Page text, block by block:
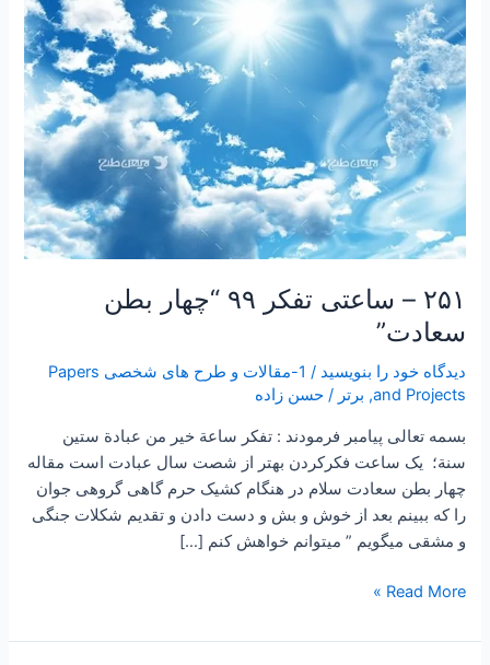
۲۵۱ – ساعتی تفکر ۹۹ “چهار بطن
سعادت”
دیدگاه‌ خود را بنویسید /
1-مقالات و طرح های شخصی Papers
and Projects
, برتر /حسن زاده
بسمه تعالی پیامبر فرمودند : تفكر ساعة خير من عبادة ستين
سنة؛ یک ساعت فکرکردن بهتر از شصت سال عبادت است مقاله
چهار بطن سعادت سلام در هنگام کشیک حرم گاهی گروهی جوان
را که ببینم بعد از خوش و بش و دست دادن و تقدیم شکلات جنگی
و مشقی میگویم ” میتوانم خواهش کنم […]
سعادت”
Read More »